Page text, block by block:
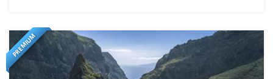
PREMIUM